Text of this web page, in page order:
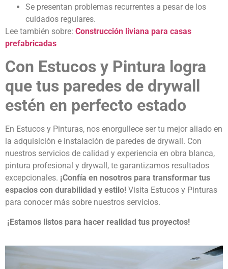
Se presentan problemas recurrentes a pesar de los
cuidados regulares.
Lee también sobre: Construcción liviana para casas
prefabricadas
Con Estucos y Pintura logra
que tus paredes de drywall
estén en perfecto estado
En Estucos y Pinturas, nos enorgullece ser tu mejor aliado en
la adquisición e instalación de paredes de drywall . Con
nuestros servicios de calidad y experiencia en obra blanca,
pintura profesional y drywall, te garantizamos resultados
excepcionales. ¡Confía en nosotros para transformar tus
espacios con durabilidad y estilo! Visita Estucos y Pinturas
para conocer más sobre nuestros servicios.
¡Estamos listos para hacer realidad tus proyectos!